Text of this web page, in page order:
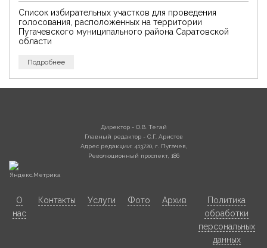
Список избирательных участков для проведения
голосования, расположенных на территории
Пугачевского муниципального района Саратовской
области
Подробнее
Директор - О.В. Тегай
Главный редактор - С.Г. Аристов
Адрес редакции: 413720, г. Пугачев,
Революционный проспект, 186
О
нас
Контакты Услуги Фото Архив
Политика
обработки
персональных
данных